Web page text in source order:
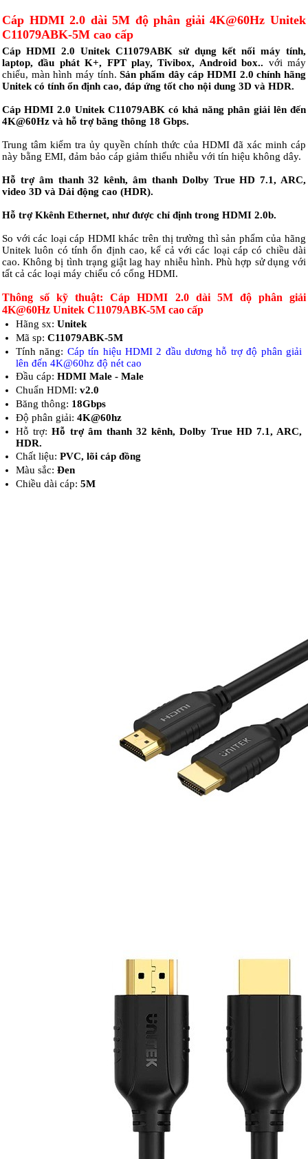
Cáp HDMI 2.0 dài 5M độ phân giải 4K@60Hz Unitek
C11079ABK-5M cao cấp
Cáp HDMI 2.0 Unitek C11079ABK sử dụng kết nối máy tính,
laptop, đầu phát K+, FPT play, Tivibox, Android box.. với máy
chiếu, màn hình máy tính.Sản phẩm dây cáp HDMI 2.0 chính hãng
Unitek có tính ổn định cao, đáp ứng tốt cho nội dung 3D và HDR.
Cáp HDMI 2.0 Unitek C11079ABK có khả năng phân giải lên đến
4K@60Hz và hỗ trợ băng thông 18 Gbps.
Trung tâm kiểm tra ủy quyền chính thức của HDMI đã xác minh cáp
này bằng EMI, đảm bảo cáp giảm thiểu nhiễu với tín hiệu không dây.
Hỗ trợ âm thanh 32 kênh, âm thanh Dolby True HD 7.1, ARC,
video 3D và Dải động cao (HDR).
Hỗ trợ Kkênh Ethernet, như được chỉ định trong HDMI 2.0b.
So với các loại cáp HDMI khác trên thị trường thì sản phẩm của hãng
Unitek luôn có tính ổn định cao, kể cả với các loại cáp có chiều dài
cao. Không bị tình trạng giật lag hay nhiễu hình. Phù hợp sử dụng với
tất cả các loại máy chiếu có cổng HDMI.
Thông số kỹ thuật: Cáp HDMI 2.0 dài 5M độ phân giải
4K@60Hz Unitek C11079ABK-5M cao cấp
Hãng sx: Unitek
Mã sp: C11079ABK-5M
Tính năng: Cáp tín hiệu HDMI 2 đầu dương hỗ trợ độ phân giải
lên đến 4K@60hz độ nét cao
Đầu cáp: HDMI Male - Male
Chuẩn HDMI: v2.0
Băng thông: 18Gbps
Độ phân giải: 4K@60hz
Hỗ trợ:Hỗ trợ âm thanh 32 kênh, Dolby True HD 7.1, ARC,
HDR.
Chất liệu: PVC, lõi cáp đồng
Màu sắc: Đen
Chiều dài cáp: 5M